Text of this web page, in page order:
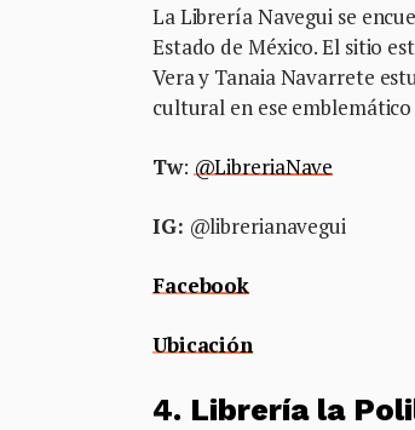
La Librería Navegui se
Estado de México. El sitio
Vera y Tanaia Navarrete
cultural en ese
Tw: @LibreriaNave
IG: @librerianavegui
Facebook
Ubicación
4. Librería la